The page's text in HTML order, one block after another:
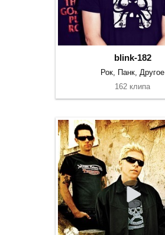
blink-182
Рок, Панк, Другое
162 клипа